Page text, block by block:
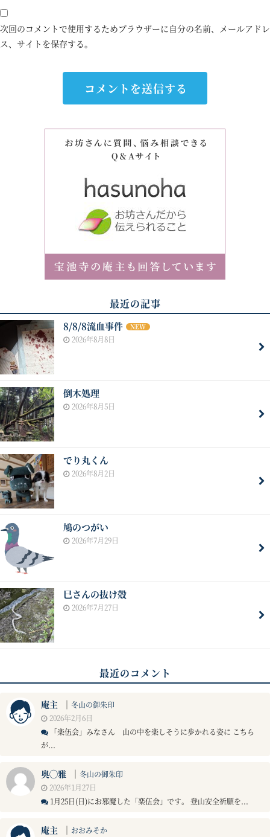
次回のコメントで使用するためブラウザーに自分の名前、メールアドレ
ス、サイトを保存する。
最近の記事
8/8/8流血事件 NEW
2026年8月8日
倒木処理
2026年8月5日
でり丸くん
2026年8月2日
鳩のつがい
2026年7月29日
巳さんの抜け殻
2026年7月27日
最近のコメント
庵主 ｜ 冬山の御朱印
2026年2月6日
「楽伍会」みなさん 山の中を楽しそうに歩かれる姿に こちら
が...
奥◯雅 ｜ 冬山の御朱印
2026年1月27日
1月25日(日)にお邪魔した「楽伍会」です。 登山安全祈願を...
庵主 ｜ おおみそか